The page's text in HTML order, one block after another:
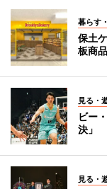
暮らす
保土
板商
見る・
ビー
決」
見る・